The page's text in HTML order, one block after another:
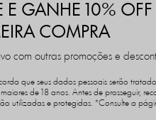
E GANHE 10% OFF
COMPRA
com outras promoções e
que seus dados pessoais serão
de 18 anos. Antes de prosseguir,
utilizadas e protegidas. *Consulte a